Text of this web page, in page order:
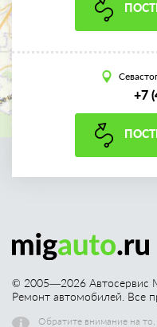
+7
© 2005—2026 Автосервис
Ремонт автомобилей. Все
Обратите внимание на